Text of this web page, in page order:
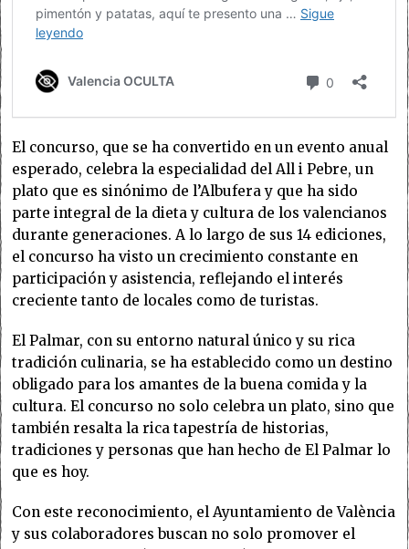
El concurso, que se ha convertido en un evento anual
esperado, celebra la especialidad del All i Pebre, un
plato que es sinónimo de l’Albufera y que ha sido
parte integral de la dieta y cultura de los valencianos
durante generaciones. A lo largo de sus 14 ediciones,
el concurso ha visto un crecimiento constante en
participación y asistencia, reflejando el interés
creciente tanto de locales como de turistas.
El Palmar, con su entorno natural único y su rica
tradición culinaria, se ha establecido como un destino
obligado para los amantes de la buena comida y la
cultura. El concurso no solo celebra un plato, sino que
también resalta la rica tapestría de historias,
tradiciones y personas que han hecho de El Palmar lo
que es hoy.
Con este reconocimiento, el Ayuntamiento de València
y sus colaboradores buscan no solo promover el